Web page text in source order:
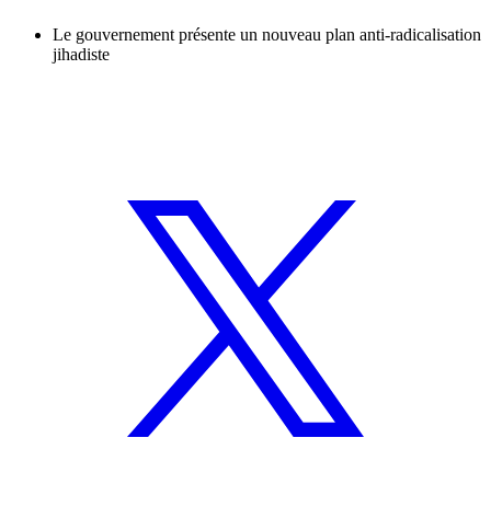
Le gouvernement présente un nouveau plan anti-radicalisation
jihadiste